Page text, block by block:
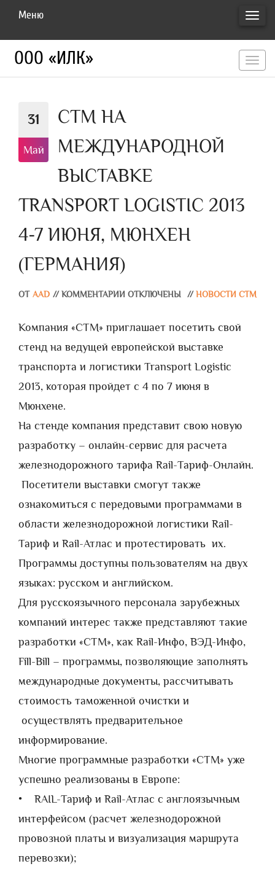
Меню
ООО «ИЛК»
31
Май
СТМ НА
МЕЖДУНАРОДНОЙ
ВЫСТАВКЕ
TRANSPORT LOGISTIC 2013
4-7 ИЮНЯ, МЮНХЕН
(ГЕРМАНИЯ)
ОТ AAD // КОММЕНТАРИИ ОТКЛЮЧЕНЫ // НОВОСТИ СТМ
Компания «СТМ» приглашает посетить свой
стенд на ведущей европейской выставке
транспорта и логистики Transport Logistic
2013, которая пройдет с 4 по 7 июня в
Мюнхене.
На стенде компания представит свою новую
разработку – онлайн-сервис для расчета
железнодорожного тарифа Rail-Тариф-Онлайн.
Посетители выставки смогут также
ознакомиться с передовыми программами в
области железнодорожной логистики Rail-
Тариф и Rail-Атлас и протестировать их.
Программы доступны пользователям на двух
языках: русском и английском.
Для русскоязычного персонала зарубежных
компаний интерес также представляют такие
разработки «СТМ», как Rail-Инфо, ВЭД-Инфо,
Fill-Bill – программы, позволяющие заполнять
международные документы, рассчитывать
стоимость таможенной очистки и
осуществлять предварительное
информирование.
Многие программные разработки «СТМ» уже
успешно реализованы в Европе:
• RAIL-Тариф и Rail-Атлас с англоязычным
интерфейсом (расчет железнодорожной
провозной платы и визуализация маршрута
перевозки);